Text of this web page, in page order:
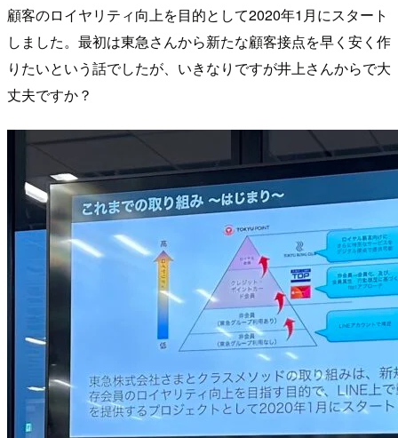
顧客のロイヤリティ向上を目的として2020年1月にスタート
しました。最初は東急さんから新たな顧客接点を早く安く作
りたいという話でしたが、いきなりですが井上さんからで大
丈夫ですか？